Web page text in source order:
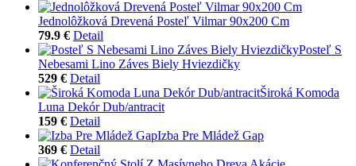
Jednolôžková Drevená Posteľ Vilmar 90x200 Cm
79.9 € Detail
Posteľ S
Nebesami Lino Záves Biely Hviezdičky
529 € Detail
Široká Komoda
Luna Dekór Dub/antracit
159 € Detail
Izba Pre Mládež Gap
369 € Detail